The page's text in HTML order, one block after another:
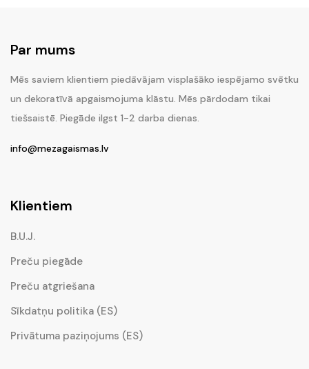
Par mums
Mēs saviem klientiem piedāvājam visplašāko iespējamo svētku
un dekoratīvā apgaismojuma klāstu. Mēs pārdodam tikai
tiešsaistē. Piegāde ilgst 1-2 darba dienas.
info@mezagaismas.lv
Klientiem
B.U.J.
Preču piegāde
Preču atgriešana
Sīkdatņu politika (ES)
Privātuma paziņojums (ES)